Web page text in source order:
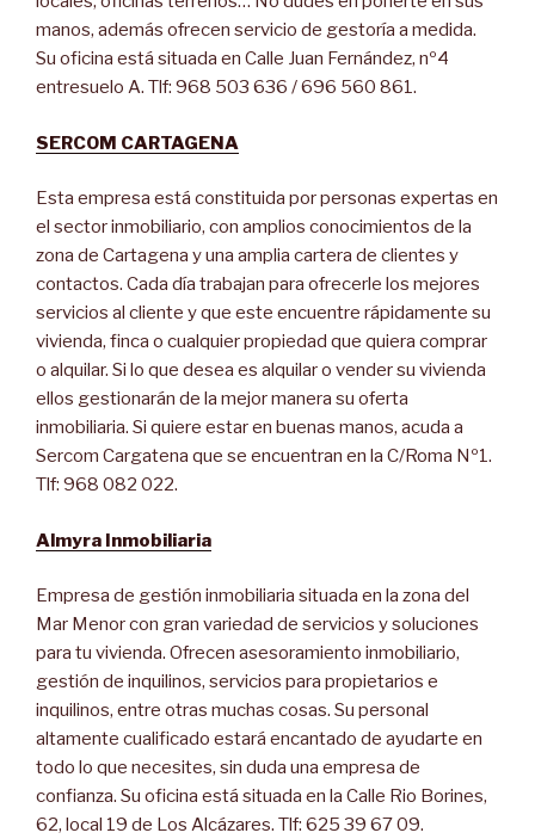
manos, además ofrecen servicio de gestoría a medida.
Su oficina está situada en Calle Juan Fernández, nº4
entresuelo A. Tlf: 968 503 636 / 696 560 861.
SERCOM CARTAGENA
Esta empresa está constituida por personas expertas en
el sector inmobiliario, con amplios conocimientos de la
zona de Cartagena y una amplia cartera de clientes y
contactos. Cada día trabajan para ofrecerle los mejores
servicios al cliente y que este encuentre rápidamente su
vivienda, finca o cualquier propiedad que quiera comprar
o alquilar. Si lo que desea es alquilar o vender su vivienda
ellos gestionarán de la mejor manera su oferta
inmobiliaria. Si quiere estar en buenas manos, acuda a
Sercom Cargatena que se encuentran en la C/Roma Nº1.
Tlf: 968 082 022.
Almyra Inmobiliaria
Empresa de gestión inmobiliaria situada en la zona del
Mar Menor con gran variedad de servicios y soluciones
para tu vivienda. Ofrecen asesoramiento inmobiliario,
gestión de inquilinos, servicios para propietarios e
inquilinos, entre otras muchas cosas. Su personal
altamente cualificado estará encantado de ayudarte en
todo lo que necesites, sin duda una empresa de
confianza. Su oficina está situada en la Calle Rio Borines,
62, local 19 de Los Alcázares. Tlf: 625 39 67 09.